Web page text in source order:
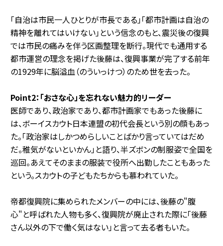
「自治は市民一人ひとりが市長である」「都市計画は自治の
精神を離れてはいけない」という信念のもと、震災後の復興
では市民の痛みを伴う区画整理を断行。現代でも通用する
都市運営の理念を掲げた後藤は、復興事業が完了する前年
の1929年に脳溢血（のういっけつ）のため世を去った。
Point2：「おさな心」を忘れない魅力的リーダー
医師であり、政治家であり、都市計画家でもあった後藤に
は、ボーイスカウト日本連盟の初代会長という別の顔もあっ
た。「政治家はしかつめらしいことばかり言っていてはだめ
だ。稚気がないといかん」と語り、半ズボンの制服姿で全国を
巡回。あえてそのままの服装で役所へ出勤したこともあった
という。スカウトの子どもたちからも慕われていた。
帝都復興院に集められたメンバーの中には、後藤の"腹
心"と呼ばれた人物も多く、復興院が廃止された際に「後藤
さん以外の下で働く気はない」と言って去る者もいた。